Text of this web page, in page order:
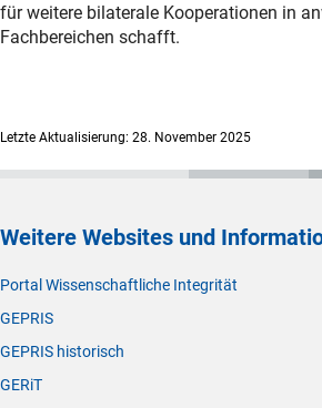
für weitere bilaterale Kooperationen in
Fachbereichen schafft.
Letzte Aktualisierung: 28. November 2025
Weitere Websites und
Portal Wissenschaftliche Integrität
GEPRIS
GEPRIS historisch
GERiT